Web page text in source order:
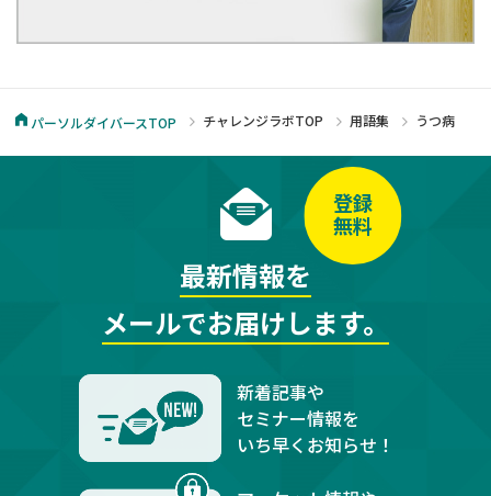
パーソルダイバースTOP チャレンジラボTOP 用語集 うつ病
最新情報を
メールでお届けします。
登録
無料
新着記事や
セミナー情報を
いち早くお知らせ！